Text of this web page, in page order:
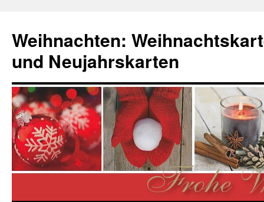
springen
Weihnachten:
und Neujahrskarten